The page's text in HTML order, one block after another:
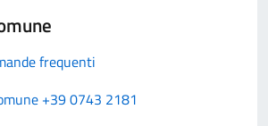
frequenti
+39 0743 2181